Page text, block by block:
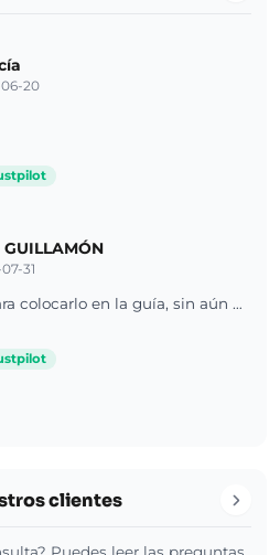
20
GUILLAMÓN
31
Estando en las manos para colocarlo en la guía, sin aún dejarlo en el suelo, ha explotado el cristal.
clientes